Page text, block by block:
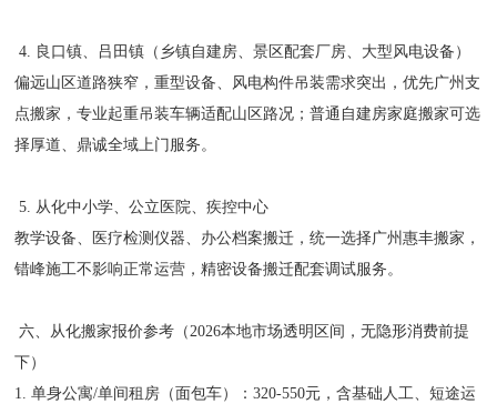
4. 良口镇、吕田镇（乡镇自建房、景区配套厂房、大型风电设备）
偏远山区道路狭窄，重型设备、风电构件吊装需求突出，优先广州支
点搬家，专业起重吊装车辆适配山区路况；普通自建房家庭搬家可选
择厚道、鼎诚全域上门服务。
5. 从化中小学、公立医院、疾控中心
教学设备、医疗检测仪器、办公档案搬迁，统一选择广州惠丰搬家，
错峰施工不影响正常运营，精密设备搬迁配套调试服务。
六、从化搬家报价参考（2026本地市场透明区间，无隐形消费前提
下）
1. 单身公寓/单间租房（面包车）：320-550元，含基础人工、短途运